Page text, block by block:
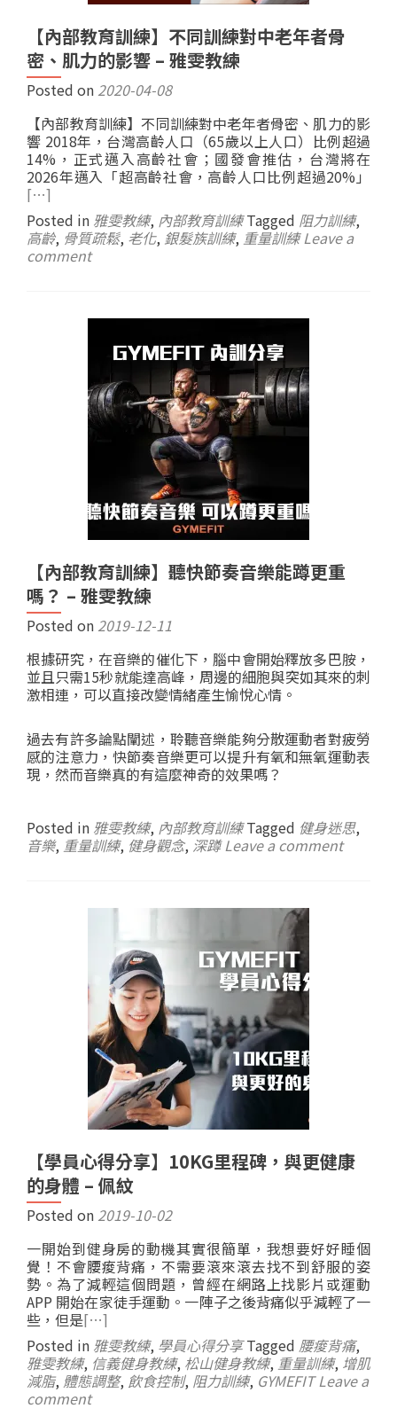
【內部教育訓練】不同訓練對中老年者骨
密、肌力的影響 – 雅雯教練
Posted on 2020-04-08
【內部教育訓練】不同訓練對中老年者骨密、肌力的影
響 2018年，台灣高齡人口（65歲以上人口）比例超過
14%，正式邁入高齡社會；國發會推估，台灣將在
2026年邁入「超高齡社會，高齡人口比例超過20%」
[…]
Posted in 雅雯教練, 內部教育訓練 Tagged 阻力訓練,
高齡, 骨質疏鬆, 老化, 銀髮族訓練, 重量訓練 Leave a
comment
【內部教育訓練】聽快節奏音樂能蹲更重
嗎？ – 雅雯教練
Posted on 2019-12-11
根據研究，在音樂的催化下，腦中會開始釋放多巴胺，
並且只需15秒就能達高峰，周邊的細胞與突如其來的刺
激相連，可以直接改變情緒產生愉悅心情。
過去有許多論點闡述，聆聽音樂能夠分散運動者對疲勞
感的注意力，快節奏音樂更可以提升有氧和無氧運動表
現，然而音樂真的有這麼神奇的效果嗎？
Posted in 雅雯教練, 內部教育訓練 Tagged 健身迷思,
音樂, 重量訓練, 健身觀念, 深蹲 Leave a comment
【學員心得分享】10KG里程碑，與更健康
的身體 – 佩紋
Posted on 2019-10-02
一開始到健身房的動機其實很簡單，我想要好好睡個
覺！不會腰痠背痛，不需要滾來滾去找不到舒服的姿
勢。為了減輕這個問題，曾經在網路上找影片或運動
APP 開始在家徒手運動。一陣子之後背痛似乎減輕了一
些，但是[…]
Posted in 雅雯教練, 學員心得分享 Tagged 腰痠背痛,
雅雯教練, 信義健身教練, 松山健身教練, 重量訓練, 增肌
減脂, 體態調整, 飲食控制, 阻力訓練, GYMEFIT Leave a
comment